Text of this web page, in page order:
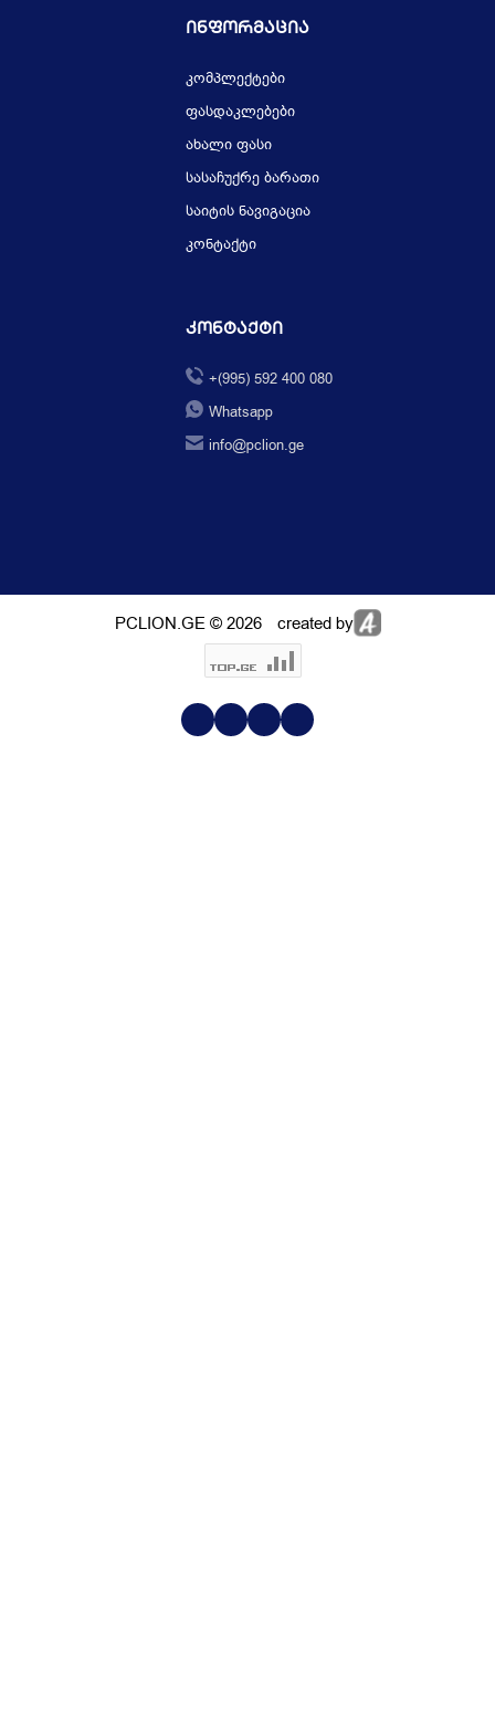
Ინფორმაცია
კომპლექტები
ფასდაკლებები
ახალი ფასი
სასაჩუქრე ბარათი
საიტის ნავიგაცია
კონტაქტი
Კონტაქტი
+(995) 592 400 080
Whatsapp
info@pclion.ge
PCLION.GE © 2026 created by